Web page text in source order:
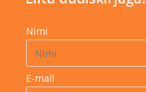
Nimi
E-mail